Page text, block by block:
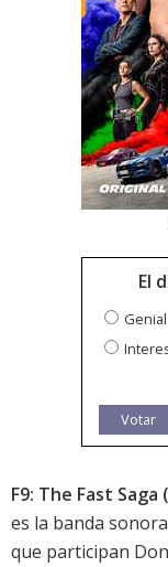
El
Genial
Votar
F9: The Fast
es la banda
que participan